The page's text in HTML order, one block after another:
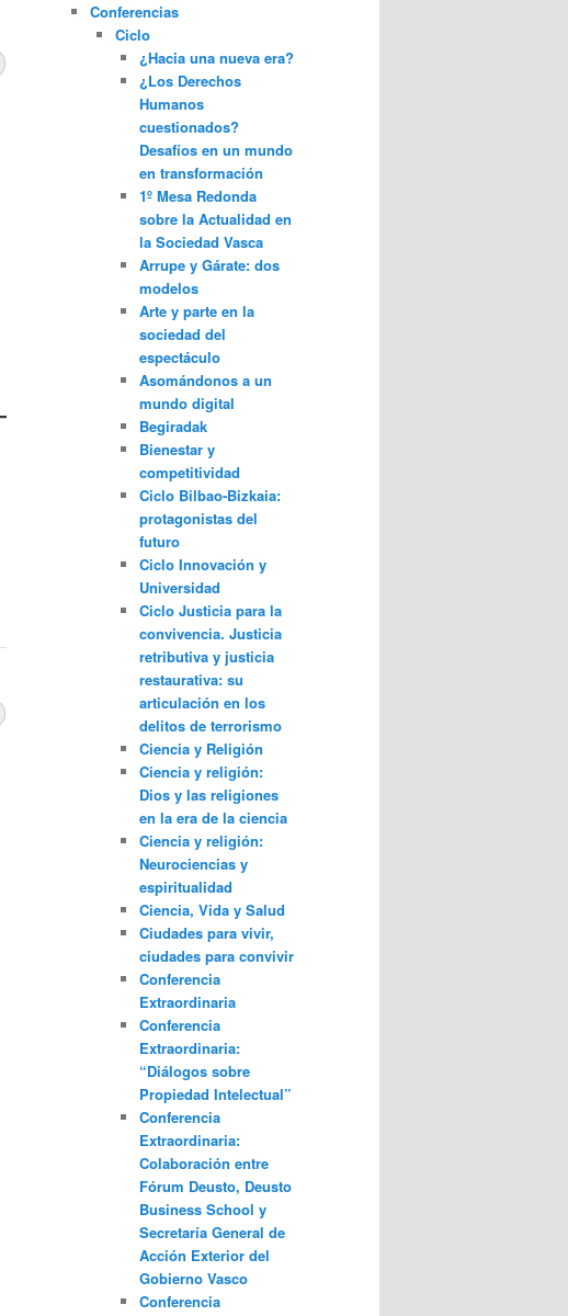
Conferencias
Ciclo
¿Hacia una nueva era?
¿Los Derechos
Humanos
cuestionados?
Desafíos en un mundo
en transformación
1º Mesa Redonda
sobre la Actualidad en
la Sociedad Vasca
Arrupe y Gárate: dos
modelos
Arte y parte en la
sociedad del
espectáculo
Asomándonos a un
mundo digital
Begiradak
Bienestar y
competitividad
Ciclo Bilbao-Bizkaia:
protagonistas del
futuro
Ciclo Innovación y
Universidad
Ciclo Justicia para la
convivencia. Justicia
retributiva y justicia
restaurativa: su
articulación en los
delitos de terrorismo
Ciencia y Religión
Ciencia y religión:
Dios y las religiones
en la era de la ciencia
Ciencia y religión:
Neurociencias y
espiritualidad
Ciencia, Vida y Salud
Ciudades para vivir,
ciudades para convivir
Conferencia
Extraordinaria
Conferencia
Extraordinaria:
“Diálogos sobre
Propiedad Intelectual”
Conferencia
Extraordinaria:
Colaboración entre
Fórum Deusto, Deusto
Business School y
Secretaría General de
Acción Exterior del
Gobierno Vasco
Conferencia